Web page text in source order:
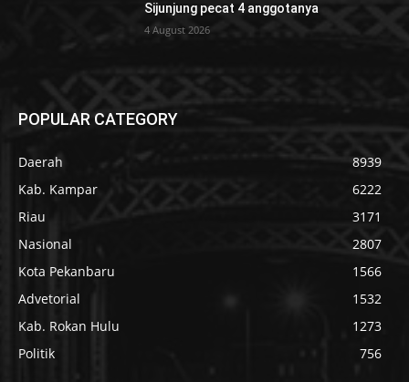
Sijunjung pecat 4 anggotanya
4 August 2026
POPULAR CATEGORY
Daerah
8939
Kab. Kampar
6222
Riau
3171
Nasional
2807
Kota Pekanbaru
1566
Advetorial
1532
Kab. Rokan Hulu
1273
Politik
756